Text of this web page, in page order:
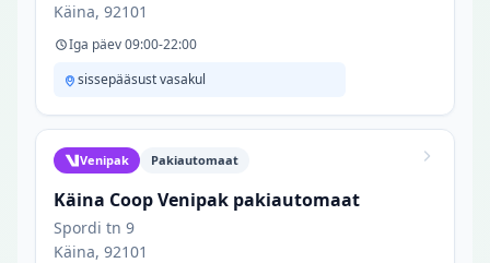
Käina, 92101
Iga päev 09:00-22:00
sissepääsust vasakul
Venipak Pakiautomaat
Käina Coop Venipak pakiautomaat
Spordi tn 9
Käina, 92101